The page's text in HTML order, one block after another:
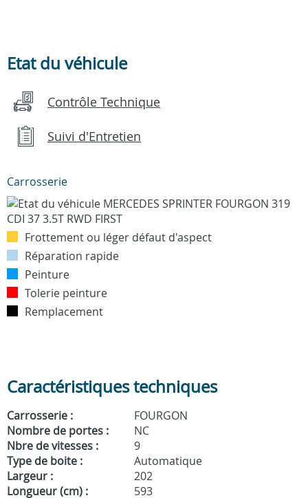
Etat du véhicule
Contrôle Technique
Suivi d'Entretien
Carrosserie
Frottement ou léger défaut d'aspect
Réparation rapide
Peinture
Tolerie peinture
Remplacement
Caractéristiques techniques
Carrosserie :
FOURGON
Nombre de portes :
NC
Nbre de vitesses :
9
Type de boite :
Automatique
Largeur :
202
Longueur (cm) :
593